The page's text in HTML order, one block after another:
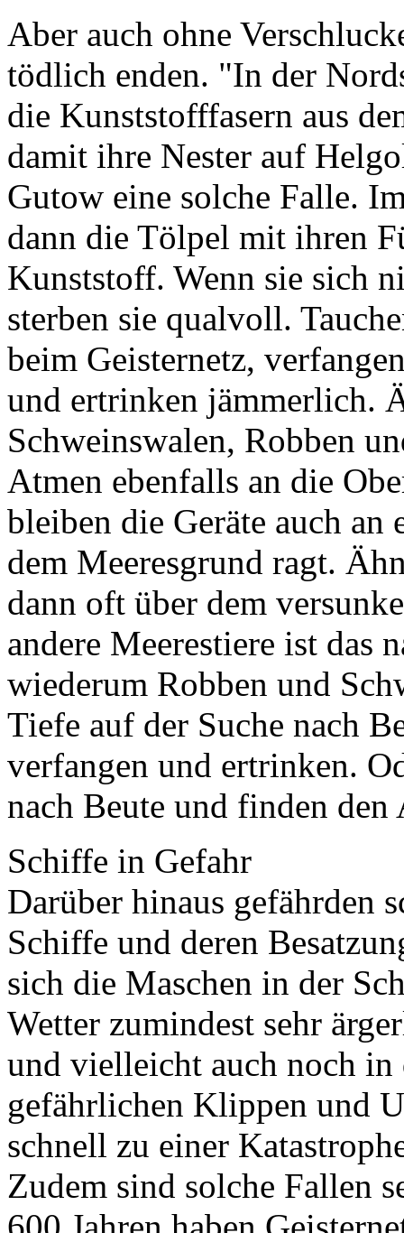
Aber auch ohne
tödlich enden. "In der
die Kunststofffasern aus
damit ihre Nester auf
Gutow eine solche Falle.
dann die Tölpel mit ihren
Kunststoff. Wenn sie sich
sterben sie qualvoll.
beim Geisternetz,
und ertrinken jämmerlich.
Schweinswalen, Robben
Atmen ebenfalls an die
bleiben die Geräte auch an
dem Meeresgrund ragt.
dann oft über dem
andere Meerestiere ist das
wiederum Robben und
Tiefe auf der Suche nach
verfangen und ertrinken.
nach Beute und finden
Schiffe in Gefahr
Darüber hinaus gefährden
Schiffe und deren
sich die Maschen in der
Wetter zumindest sehr
und vielleicht auch noch
gefährlichen Klippen und
schnell zu einer
Zudem sind solche Fallen